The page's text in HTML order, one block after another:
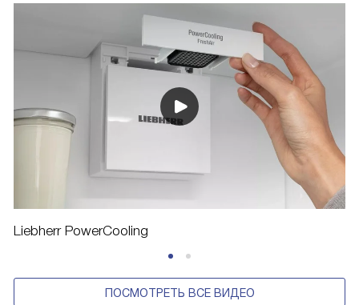
Liebherr PowerCooling
ПОСМОТРЕТЬ ВСЕ ВИДЕО